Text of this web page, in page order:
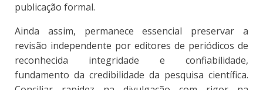
publicação formal.
Ainda assim, permanece essencial preservar a
revisão independente por editores de periódicos de
reconhecida integridade e confiabilidade,
fundamento da credibilidade da pesquisa científica.